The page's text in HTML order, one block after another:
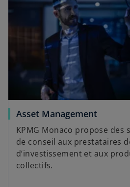
Asset Management
KPMG Monaco propose des
de conseil aux prestataires
d’investissement et aux
collectifs.